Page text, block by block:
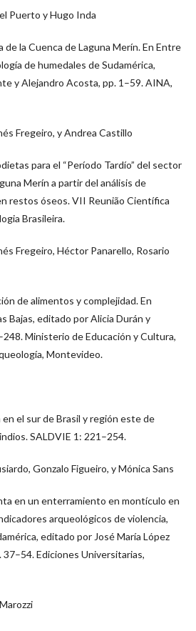
Puerto y Hugo Inda
la Cuenca de Laguna Merín. En Entre
de humedales de Sudamérica,
y Alejandro Acosta, pp. 1–59. AINA,
Fregeiro, y Andrea Castillo
para el “Período Tardío” del sector
Merín a partir del análisis de
restos óseos. VII Reunião Científica
Brasileira.
Fregeiro, Héctor Panarello, Rosario
de alimentos y complejidad. En
Bajas, editado por Alicia Durán y
Ministerio de Educación y Cultura,
Montevideo.
el sur de Brasil y región este de
SALDVIE 1: 221–254.
Gonzalo Figueiro, y Mónica Sans
en un enterramiento en montículo en
arqueológicos de violencia,
editado por José María López
37–54. Ediciones Universitarias,